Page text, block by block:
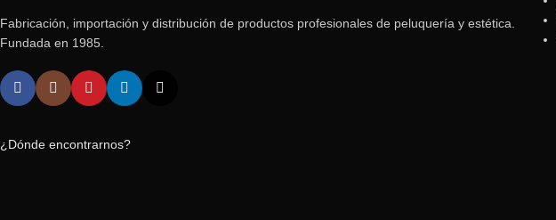
Fabricación, importación y distribución de productos profesionales de peluquería y estética.
Fundada en 1985.
¿Dónde encontrarnos?